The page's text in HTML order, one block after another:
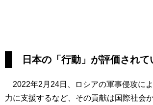
日本の「行動」が評価されて
2022年2月24日、ロシアの軍事侵攻に
力に支援するなど、その貢献は国際社会